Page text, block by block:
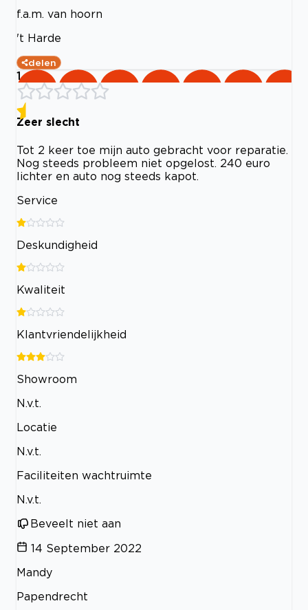
f.a.m. van hoorn
't Harde
delen
1
Zeer slecht
Tot 2 keer toe mijn auto gebracht voor reparatie.
Nog steeds probleem niet opgelost. 240 euro
lichter en auto nog steeds kapot.
Service
Deskundigheid
Kwaliteit
Klantvriendelijkheid
Showroom
N.v.t.
Locatie
N.v.t.
Faciliteiten wachtruimte
N.v.t.
Beveelt niet aan
14 September 2022
Mandy
Papendrecht